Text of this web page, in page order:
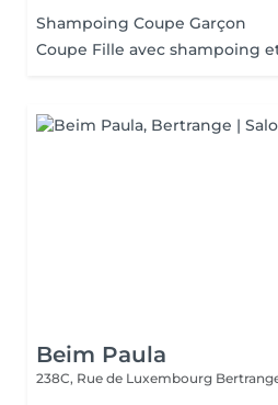
Shampoing Coupe Garçon
Coupe Fille avec shampoing
Beim Paula
238C, Rue de Luxembourg